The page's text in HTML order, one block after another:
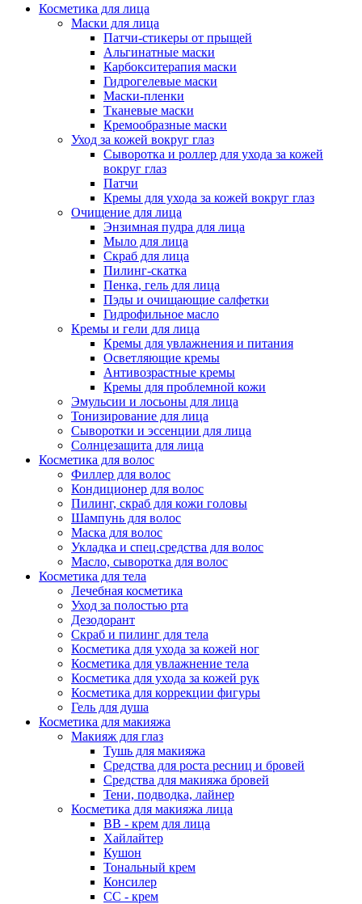
Косметика для лица
Маски для лица
Патчи-стикеры от прыщей
Альгинатные маски
Карбокситерапия маски
Гидрогелевые маски
Маски-пленки
Тканевые маски
Кремообразные маски
Уход за кожей вокруг глаз
Сыворотка и роллер для ухода за кожей
вокруг глаз
Патчи
Кремы для ухода за кожей вокруг глаз
Очищение для лица
Энзимная пудра для лица
Мыло для лица
Скраб для лица
Пилинг-скатка
Пенка, гель для лица
Пэды и очищающие салфетки
Гидрофильное масло
Кремы и гели для лица
Кремы для увлажнения и питания
Осветляющие кремы
Антивозрастные кремы
Кремы для проблемной кожи
Эмульсии и лосьоны для лица
Тонизирование для лица
Сыворотки и эссенции для лица
Солнцезащита для лица
Косметика для волос
Филлер для волос
Кондиционер для волос
Пилинг, скраб для кожи головы
Шампунь для волос
Маска для волос
Укладка и спец.средства для волос
Масло, сыворотка для волос
Косметика для тела
Лечебная косметика
Уход за полостью рта
Дезодорант
Скраб и пилинг для тела
Косметика для ухода за кожей ног
Косметика для увлажнение тела
Косметика для ухода за кожей рук
Косметика для коррекции фигуры
Гель для душа
Косметика для макияжа
Макияж для глаз
Тушь для макияжа
Средства для роста ресниц и бровей
Средства для макияжа бровей
Тени, подводка, лайнер
Косметика для макияжа лица
ВВ - крем для лица
Хайлайтер
Кушон
Тональный крем
Консилер
СС - крем